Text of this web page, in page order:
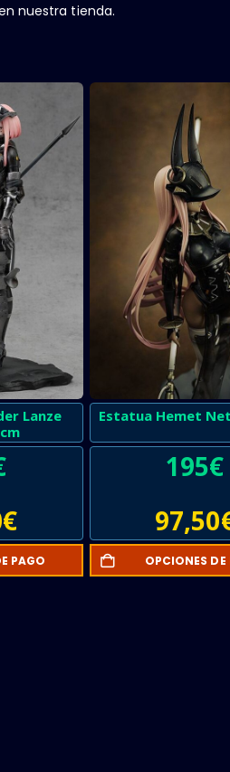
nuestra tienda.
Lanze
€
PAGO
Estatua Hemet
195€
97,50
OPCIONES DE